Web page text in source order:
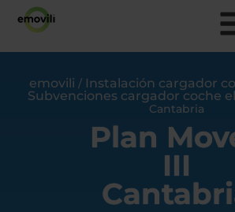
emovili / Instalación cargador
Subvenciones cargador coche
Cantabria
Plan
III